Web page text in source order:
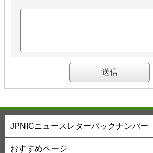
JPNICニュースレターバックナンバー
おすすめページ